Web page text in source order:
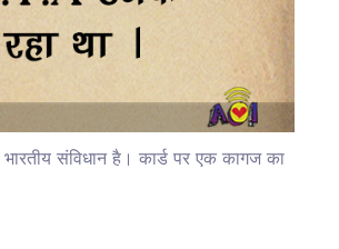
संविधान है। कार्ड पर एक कागज का